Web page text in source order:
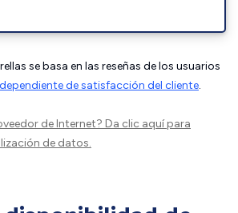
se basa en las reseñas de los usuarios
de satisfacción del cliente.
de Internet? Da clic aquípara
de datos.